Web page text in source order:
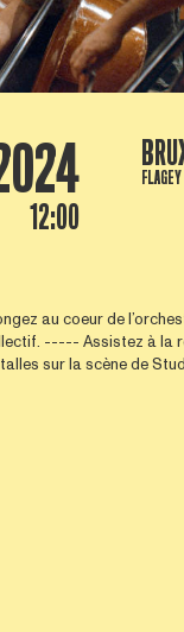
12:00
FLAGEY
au coeur de
----- Assistez à la
sur la scène de